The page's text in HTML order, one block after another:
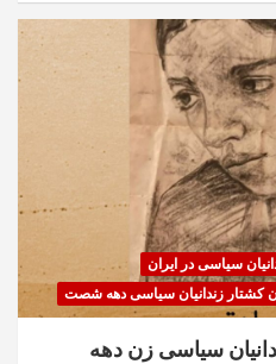
سیاسی در ایران
کشتار زندانیان سیاسی دهه شصت
سیاسی زن دهه